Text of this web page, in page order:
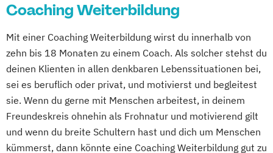
Coaching Weiterbildung
Mit einer Coaching Weiterbildung wirst du innerhalb von
zehn bis 18 Monaten zu einem Coach. Als solcher stehst du
deinen Klienten in allen denkbaren Lebenssituationen bei,
sei es beruflich oder privat, und motivierst und begleitest
sie. Wenn du gerne mit Menschen arbeitest, in deinem
Freundeskreis ohnehin als Frohnatur und motivierend gilt
und wenn du breite Schultern hast und dich um Menschen
kümmerst, dann könnte eine Coaching Weiterbildung gut zu